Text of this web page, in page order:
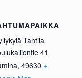
Tahtila
41
, 49630 +